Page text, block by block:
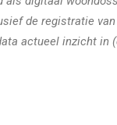
de registratie
actueel inzicht in